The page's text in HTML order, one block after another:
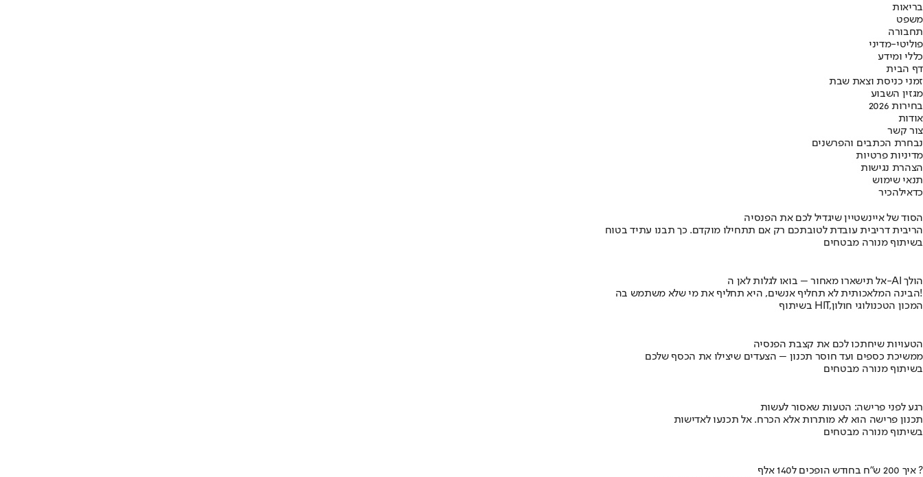
בריאות
משפט
תחבורה
פוליטי-מדיני
כללי ומידע
דף הבית
זמני כניסת וצאת שבת
מגזין השבוע
בחירות 2026
אודות
צור קשר
נבחרת הכתבים והפרשנים
מדיניות פרטיות
הצהרת נגישות
תנאי שימוש
כדאילהכיר
הסוד של איינשטיין שיגדיל לכם את הפנסיה
הריבית דריבית עובדת לטובתכם רק אם תתחילו מוקדם. כך תבנו עתיד בטוח
בשיתוף מנורה מבטחים
אל תישארו מאחור – בואו לגלות לאן ה-AI הולך
הבינה המלאכותית לא תחליף אנשים, היא תחליף את מי שלא משתמש בה!
בשיתוף HIT,המכון הטכנולוגי חולון
הטעויות שיחתכו לכם את קצבת הפנסיה
ממשיכת כספים ועד חוסר תכנון – הצעדים שיצילו את הכסף שלכם
בשיתוף מנורה מבטחים
רגע לפני פרישה: הטעות שאסור לעשות
תכנון פרישה הוא לא מותרות אלא הכרח. אל תכנעו לאדישות
בשיתוף מנורה מבטחים
איך 200 ש"ח בחודש הופכים ל140 אלף ?